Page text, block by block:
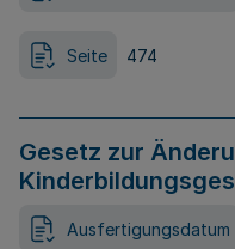
Seite 474
Gesetz zur
Ausfertigungsdatum